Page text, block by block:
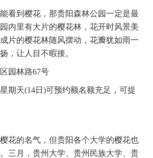
看到樱花，那贵阳森林公园一定是最
内里有大片的樱花林，花开时风景美
片的樱花林随风摆动，花瓣犹如雨一
，让人目不暇接。
园林路67号
期天(14日)可预约额名额充足，可提
花的名气，但贵阳各个大学的樱花也
三月，贵州大学、贵州民族大学、贵